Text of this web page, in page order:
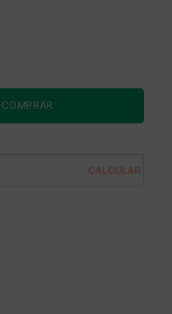
COMPRAR